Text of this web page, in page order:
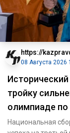
https://
08 Августа 2026
тройку
олимпиаде
Национальная